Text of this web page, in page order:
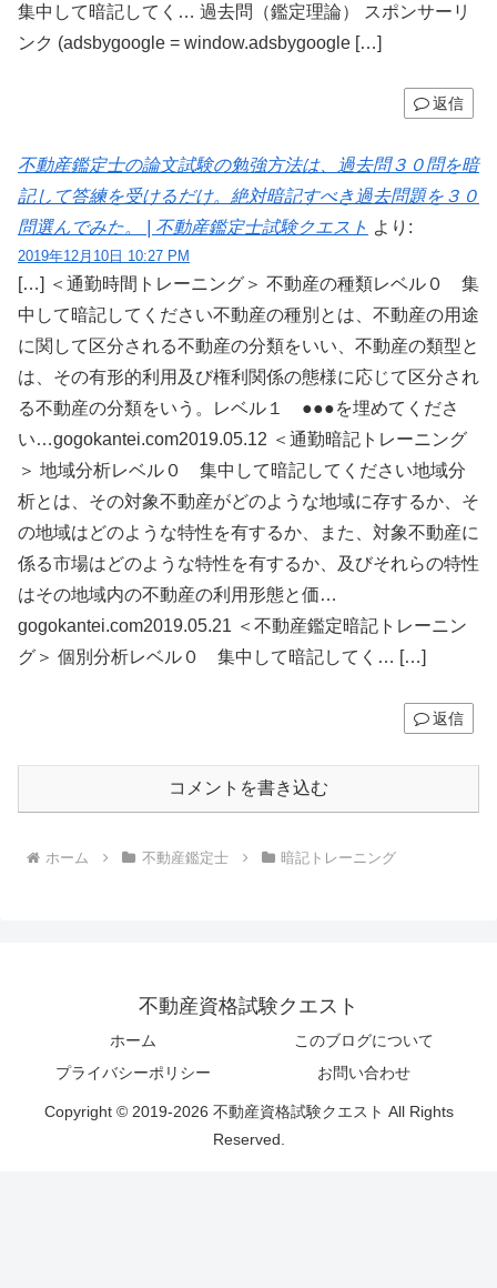
集中して暗記してく… 過去問（鑑定理論） スポンサーリ
ンク (adsbygoogle = window.adsbygoogle […]
返信
不動産鑑定士の論文試験の勉強方法は、過去問３０問を暗
記して答練を受けるだけ。絶対暗記すべき過去問題を３０
問選んでみた。 | 不動産鑑定士試験クエスト より:
2019年12月10日 10:27 PM
[…] ＜通勤時間トレーニング＞ 不動産の種類レベル０ 集
中して暗記してください不動産の種別とは、不動産の用途
に関して区分される不動産の分類をいい、不動産の類型と
は、その有形的利用及び権利関係の態様に応じて区分され
る不動産の分類をいう。レベル１ ●●●を埋めてくださ
い…gogokantei.com2019.05.12 ＜通勤暗記トレーニング
＞ 地域分析レベル０ 集中して暗記してください地域分
析とは、その対象不動産がどのような地域に存するか、そ
の地域はどのような特性を有するか、また、対象不動産に
係る市場はどのような特性を有するか、及びそれらの特性
はその地域内の不動産の利用形態と価…
gogokantei.com2019.05.21 ＜不動産鑑定暗記トレーニン
グ＞ 個別分析レベル０ 集中して暗記してく… […]
返信
コメントを書き込む
ホーム 不動産鑑定士 暗記トレーニング
不動産資格試験クエスト
ホーム
このブログについて
プライバシーポリシー
お問い合わせ
Copyright © 2019-2026 不動産資格試験クエスト All Rights
Reserved.